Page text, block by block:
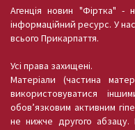
Агенція новин "Фіртка" -
інформаційний ресурс. У
всього Прикарпаття.
Усі права захищені.
Матеріали (частина
використовуватися
обов’язковим активним
не нижче другого абзацу.